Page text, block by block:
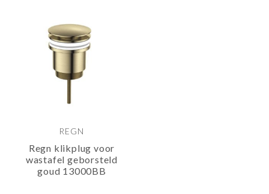
REGN
Regn klikplug voor
wastafel geborsteld
goud 13000BB